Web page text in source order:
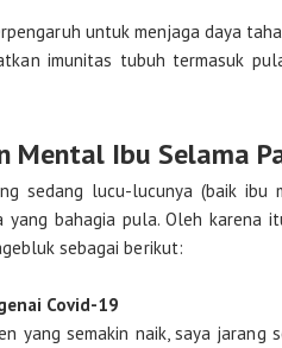
untuk menjaga daya
imunitas tubuh termasuk
Mental Ibu Selama
sedang lucu-lucunya (baik ibu
bahagia pula. Oleh karena
sebagai berikut:
Covid-19
yang semakin naik, saya jarang